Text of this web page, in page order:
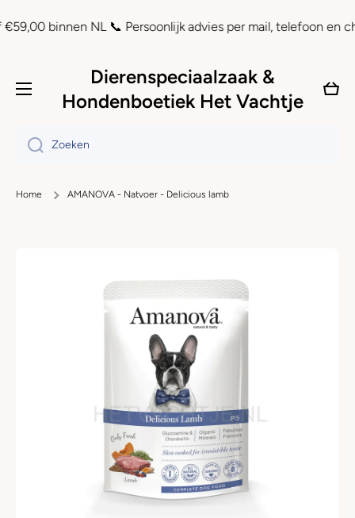
Doorgaan naar artikel
binnen NL 📞 Persoonlijk advies per mail, telefoon en chat
Dierenspeciaalzaak &
Hondenboetiek Het Vachtje
Zoeken
Home AMANOVA - Natvoer - Delicious lamb